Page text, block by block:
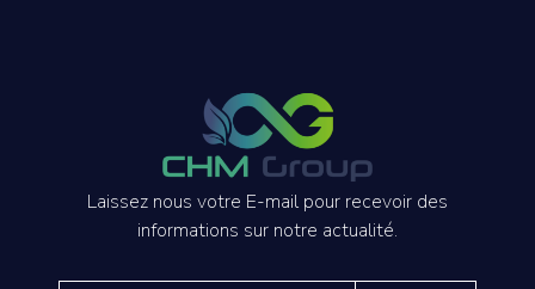
Laissez nous votre E-mail pour recevoir des
informations sur notre actualité.